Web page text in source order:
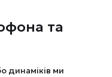
та
динаміків ми